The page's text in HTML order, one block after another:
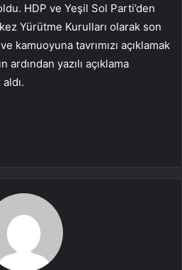
HDP ve Yeşil Sol Parti’den
Yürütme Kurulları olarak son
kamuoyuna tavrımızı açıklamak
ardından yazılı açıklama